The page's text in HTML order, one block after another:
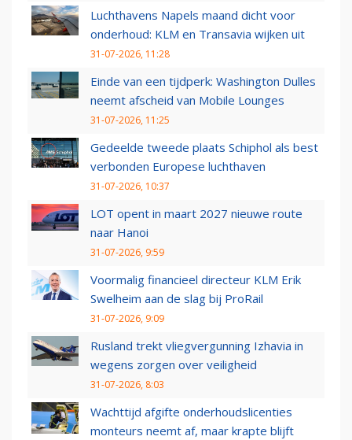
Luchthavens Napels maand dicht voor
onderhoud: KLM en Transavia wijken uit
31-07-2026, 11:28
Einde van een tijdperk: Washington Dulles
neemt afscheid van Mobile Lounges
31-07-2026, 11:25
Gedeelde tweede plaats Schiphol als best
verbonden Europese luchthaven
31-07-2026, 10:37
LOT opent in maart 2027 nieuwe route
naar Hanoi
31-07-2026, 9:59
Voormalig financieel directeur KLM Erik
Swelheim aan de slag bij ProRail
31-07-2026, 9:09
Rusland trekt vliegvergunning Izhavia in
wegens zorgen over veiligheid
31-07-2026, 8:03
Wachttijd afgifte onderhoudslicenties
monteurs neemt af, maar krapte blijft